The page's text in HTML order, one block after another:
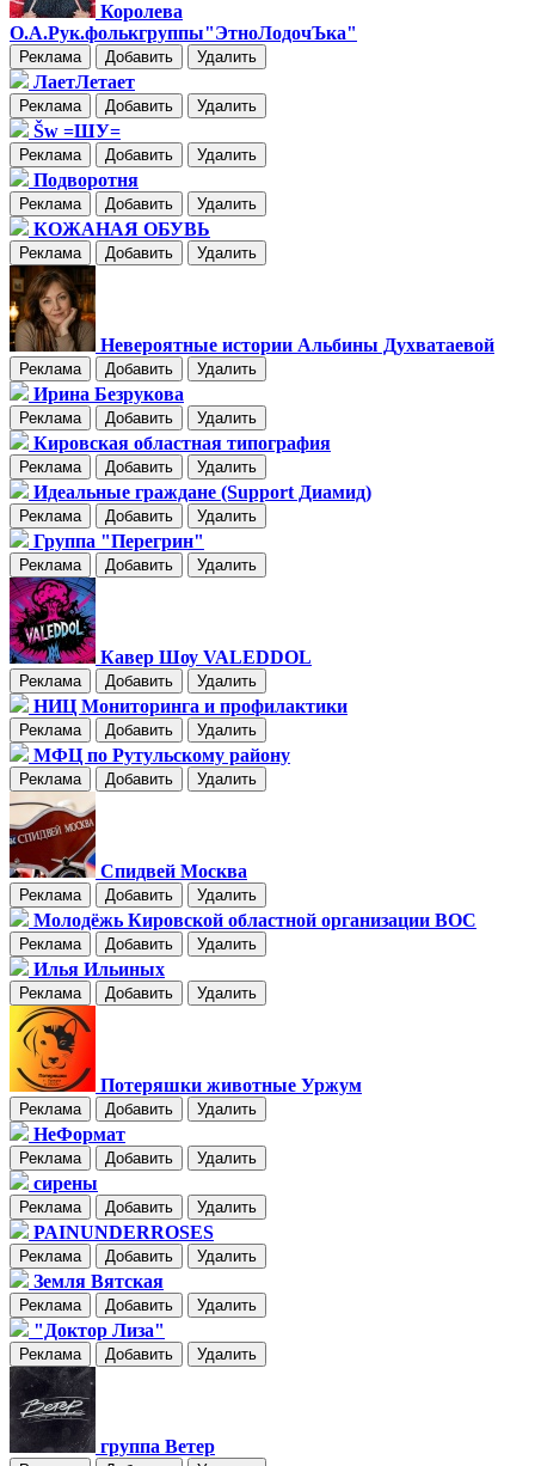
Королева
О.А.Рук.фолькгруппы"ЭтноЛодочЪка"
Реклама Добавить Удалить
ЛаетЛетает
Реклама Добавить Удалить
Šw =ШУ=
Реклама Добавить Удалить
Подворотня
Реклама Добавить Удалить
КОЖАНАЯ ОБУВЬ
Реклама Добавить Удалить
Невероятные истории Альбины Духватаевой
Реклама Добавить Удалить
Ирина Безрукова
Реклама Добавить Удалить
Кировская областная типография
Реклама Добавить Удалить
Идеальные граждане (Support Диамид)
Реклама Добавить Удалить
Группа "Перегрин"
Реклама Добавить Удалить
Кавер Шоу VALEDDOL
Реклама Добавить Удалить
НИЦ Мониторинга и профилактики
Реклама Добавить Удалить
МФЦ по Рутульскому району
Реклама Добавить Удалить
Спидвей Москва
Реклама Добавить Удалить
Молодёжь Кировской областной организации ВОС
Реклама Добавить Удалить
Илья Ильиных
Реклама Добавить Удалить
Потеряшки животные Уржум
Реклама Добавить Удалить
НеФормат
Реклама Добавить Удалить
сирены
Реклама Добавить Удалить
PAINUNDERROSES
Реклама Добавить Удалить
Земля Вятская
Реклама Добавить Удалить
"Доктор Лиза"
Реклама Добавить Удалить
группа Ветер